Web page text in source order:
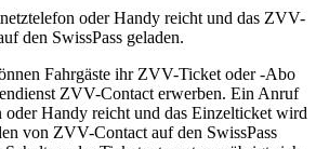
oder Handy reicht und das ZVV-
den SwissPass geladen.
Fahrgäste ihr ZVV-Ticket oder -Abo
ZVV-Contact erwerben. Ein Anruf
oder Handy reicht und das Einzelticket wird
von ZVV-Contact auf den SwissPass